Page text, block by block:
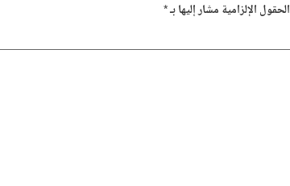
الحقول الإلزامية مشار إليها بـ*